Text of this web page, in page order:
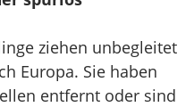
ziehen unbegleitet
Europa. Sie haben
entfernt oder sind